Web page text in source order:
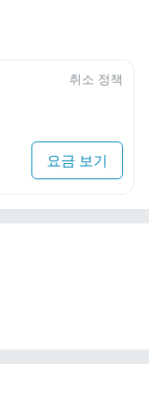
취소 정책
요금 보기